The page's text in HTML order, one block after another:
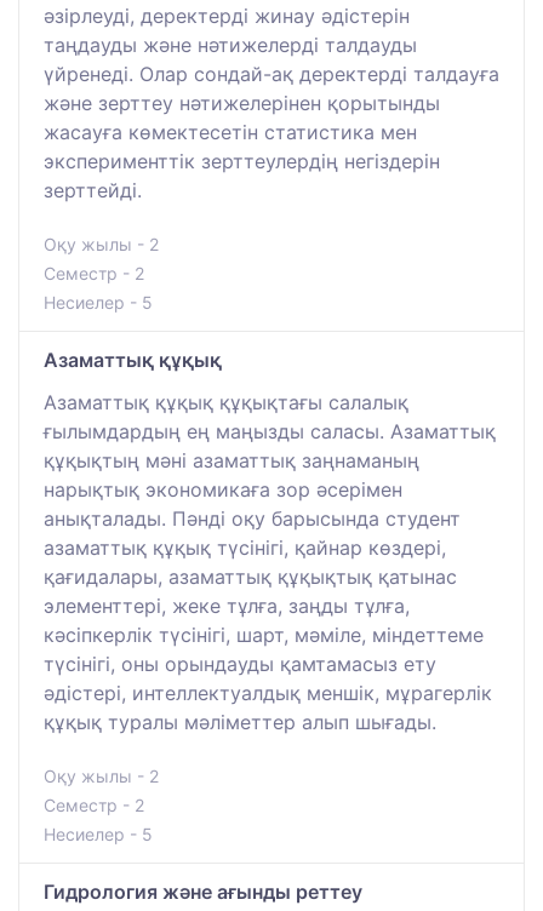
әзірлеуді, деректерді жинау әдістерін
таңдауды және нәтижелерді талдауды
үйренеді. Олар сондай-ақ деректерді талдауға
және зерттеу нәтижелерінен қорытынды
жасауға көмектесетін статистика мен
эксперименттік зерттеулердің негіздерін
зерттейді.
Оқу жылы - 2
Семестр - 2
Несиелер - 5
Азаматтық құқық
Азаматтық құқық құқықтағы салалық
ғылымдардың ең маңызды саласы. Азаматтық
құқықтың мәні азаматтық заңнаманың
нарықтық экономикаға зор әсерімен
анықталады. Пәнді оқу барысында студент
азаматтық құқық түсінігі, қайнар көздері,
қағидалары, азаматтық құқықтық қатынас
элементтері, жеке тұлға, заңды тұлға,
кәсіпкерлік түсінігі, шарт, мәміле, міндеттеме
түсінігі, оны орындауды қамтамасыз ету
әдістері, интеллектуалдық меншік, мұрагерлік
құқық туралы мәліметтер алып шығады.
Оқу жылы - 2
Семестр - 2
Несиелер - 5
Гидрология және ағынды реттеу